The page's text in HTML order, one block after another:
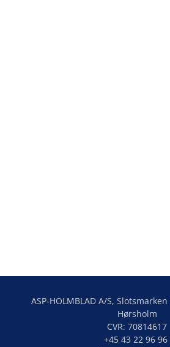
ASP-HOLMBLAD A/S,
Hørsholm
CVR: 70814617